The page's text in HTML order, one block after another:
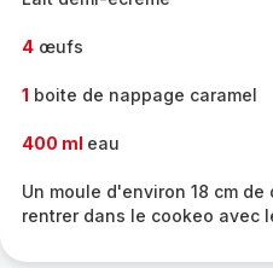
4 œufs
1 boite de nappage caramel
400 ml eau
Un moule d'environ 18 cm
rentrer dans le cookeo avec